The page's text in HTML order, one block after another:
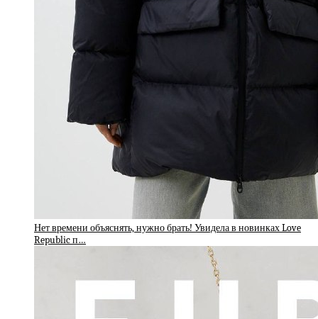
Нет времени объяснять, нужно брать! Увидела в новинках Love
Republic п…